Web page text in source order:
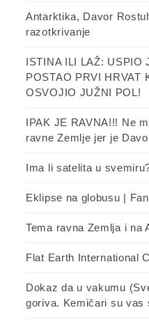
Antarktika, Davor
razotkrivanje
ISTINA ILI LAŽ: USPIO
POSTAO PRVI HRVAT
OSVOJIO JUŽNI POL!
IPAK JE RAVNA!!! Ne
ravne Zemlje jer je
Ima li satelita u
Eklipse na globusu |
Tema ravna Zemlja i na
Flat Earth International
Dokaz da u vakumu
goriva. Kemičari su vas